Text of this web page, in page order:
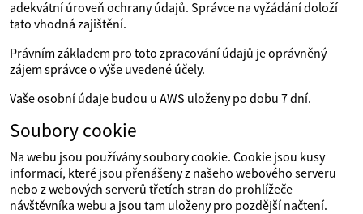
adekvátní úroveň ochrany údajů. Správce na vyžádání doloží
tato vhodná zajištění.
Právním základem pro toto zpracování údajů je oprávněný
zájem správce o výše uvedené účely.
Vaše osobní údaje budou u AWS uloženy po dobu 7 dní.
Soubory cookie
Na webu jsou používány soubory cookie. Cookie jsou kusy
informací, které jsou přenášeny z našeho webového serveru
nebo z webových serverů třetích stran do prohlížeče
návštěvníka webu a jsou tam uloženy pro pozdější načtení.